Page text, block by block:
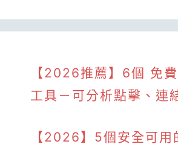
【2026推薦】6個 免
工具－可分析點擊、連
【2026】5個安全可用